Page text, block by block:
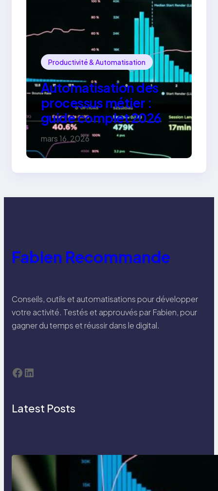
Productivité & Automatisation
Automatisation des
processus métier :
guide complet 2026
mars 16, 2026
Fabien Recommande
Conseils, outils et automatisations pour développer
votre activité. Testés et approuvés par Fabien, pour
gagner du temps et réussir dans le digital.
Facebook LinkedIn
Latest Posts
Automatisation des processus
métier : guide complet 2026